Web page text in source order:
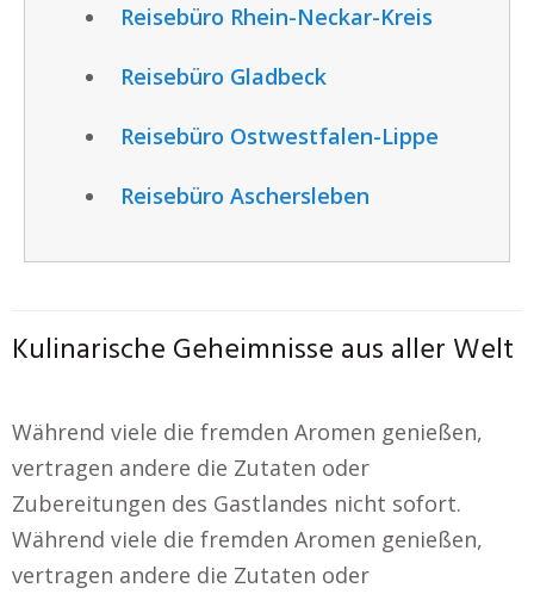
Reisebüro Rhein-Neckar-Kreis
Reisebüro Gladbeck
Reisebüro Ostwestfalen-Lippe
Reisebüro Aschersleben
Kulinarische Geheimnisse aus aller Welt
Während viele die fremden Aromen genießen,
vertragen andere die Zutaten oder
Zubereitungen des Gastlandes nicht sofort.
Während viele die fremden Aromen genießen,
vertragen andere die Zutaten oder